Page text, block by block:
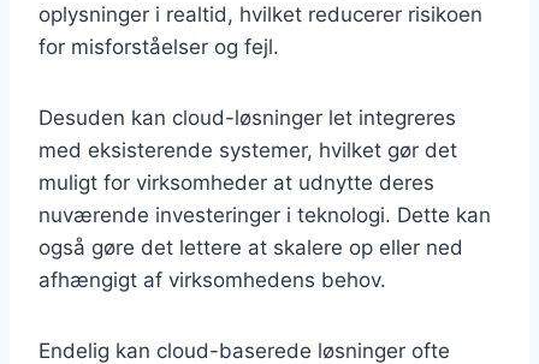
oplysninger i realtid, hvilket reducerer risikoen
for misforståelser og fejl.
Desuden kan cloud-løsninger let integreres
med eksisterende systemer, hvilket gør det
muligt for virksomheder at udnytte deres
nuværende investeringer i teknologi. Dette kan
også gøre det lettere at skalere op eller ned
afhængigt af virksomhedens behov.
Endelig kan cloud-baserede løsninger ofte